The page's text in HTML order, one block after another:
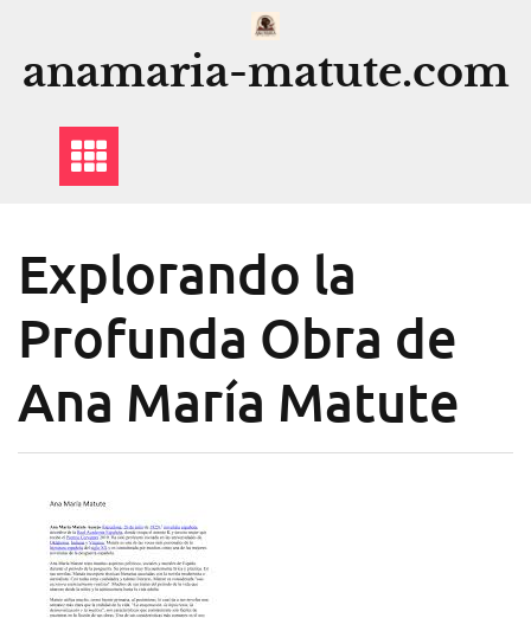
contenido
anamaria-matute.com
Explorando la
Profunda Obra de
Ana María Matute